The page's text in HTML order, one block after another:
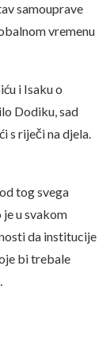
samouprave
vremenu
i Isaku o
Dodiku, sad
s riječi na djela.
tog svega
u svakom
da institucije
bi trebale